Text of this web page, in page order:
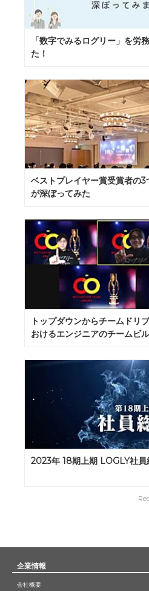
「数字でみるログリー」を労
た！
ベストプレイヤー賞受賞者の
が深ぼってみた
トップダウンからチームドリ
おけるエンジニアのチームビ
2023年 18期上期 LOGLY社員
企業情報
会社概要